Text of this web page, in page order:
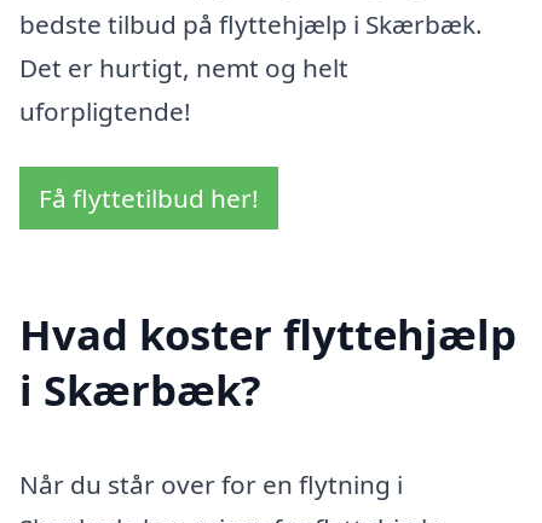
bedste tilbud på flyttehjælp i Skærbæk.
Det er hurtigt, nemt og helt
uforpligtende!
Få flyttetilbud her!
Hvad koster flyttehjælp
i Skærbæk?
Når du står over for en flytning i